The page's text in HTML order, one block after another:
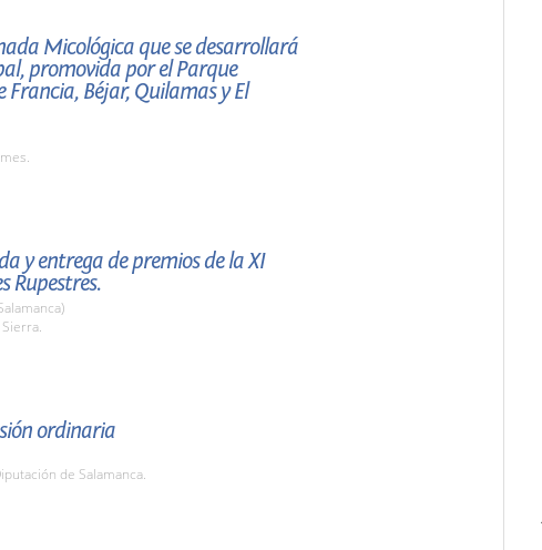
Micológica que se desarrollará
promovida por el Parque
Francia, Béjar, Quilamas y El
y entrega de premios de la XI
Rupestres.
ordinaria
de Salamanca.